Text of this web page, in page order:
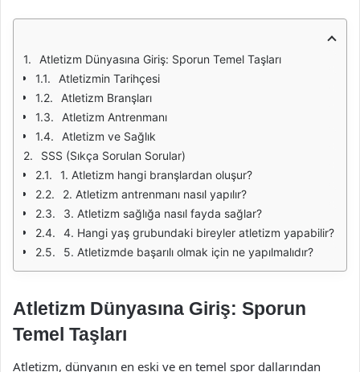
Atletizm Dünyasına Giriş: Sporun Temel Taşları
Atletizmin Tarihçesi
Atletizm Branşları
Atletizm Antrenmanı
Atletizm ve Sağlık
SSS (Sıkça Sorulan Sorular)
1. Atletizm hangi branşlardan oluşur?
2. Atletizm antrenmanı nasıl yapılır?
3. Atletizm sağlığa nasıl fayda sağlar?
4. Hangi yaş grubundaki bireyler atletizm yapabilir?
5. Atletizmde başarılı olmak için ne yapılmalıdır?
Atletizm Dünyasına Giriş: Sporun
Temel Taşları
Atletizm, dünyanın en eski ve en temel spor dallarından